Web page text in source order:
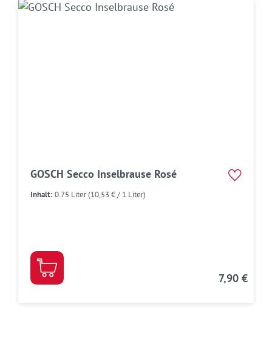
GOSCH Secco Inselbrause Rosé
Inhalt:0.75 Liter(10,53 € / 1 Liter)
7,90 €